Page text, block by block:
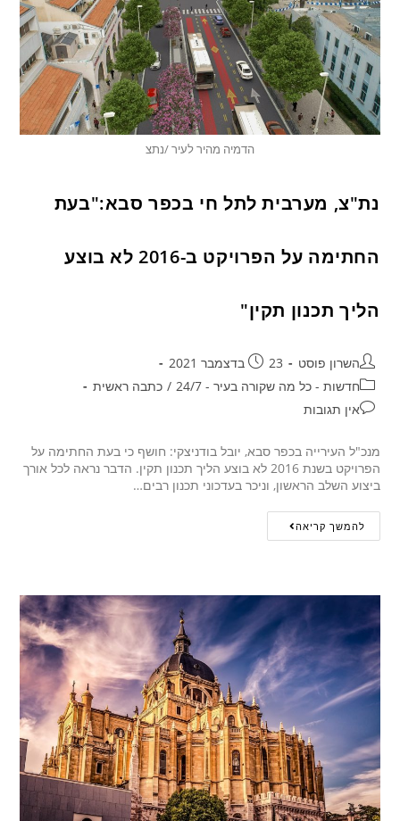
הדמיה מהיר לעיר /נתצ
נת"צ, מערבית לתל חי בכפר סבא:"בעת
החתימה על הפרויקט ב-2016 לא בוצע
הליך תכנון תקין"
השרון פוסט
23 בדצמבר 2021
חדשות - כל מה שקורה בעיר - 24/7
/ כתבה ראשית
אין תגובות
מנכ"ל העירייה בכפר סבא, יובל בודניצקי: חושף כי בעת החתימה על
הפרויקט בשנת 2016 לא בוצע הליך תכנון תקין. הדבר נראה לכל אורך
ביצוע השלב הראשון, וניכר בעדכוני תכנון רבים…
להמשך קריאה